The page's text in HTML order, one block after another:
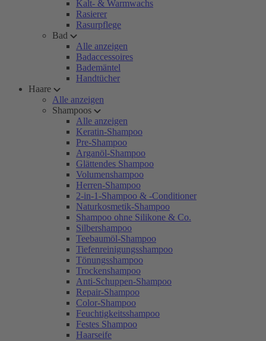
Kalt- & Warmwachs
Rasierer
Rasurpflege
Bad
Alle anzeigen
Badaccessoires
Bademäntel
Handtücher
Haare
Alle anzeigen
Shampoos
Alle anzeigen
Keratin-Shampoo
Pre-Shampoo
Arganöl-Shampoo
Glättendes Shampoo
Volumenshampoo
Herren-Shampoo
2-in-1-Shampoo & -Conditioner
Naturkosmetik-Shampoo
Shampoo ohne Silikone & Co.
Silbershampoo
Teebaumöl-Shampoo
Tiefenreinigungsshampoo
Tönungsshampoo
Trockenshampoo
Anti-Schuppen-Shampoo
Repair-Shampoo
Color-Shampoo
Feuchtigkeitsshampoo
Festes Shampoo
Haarseife